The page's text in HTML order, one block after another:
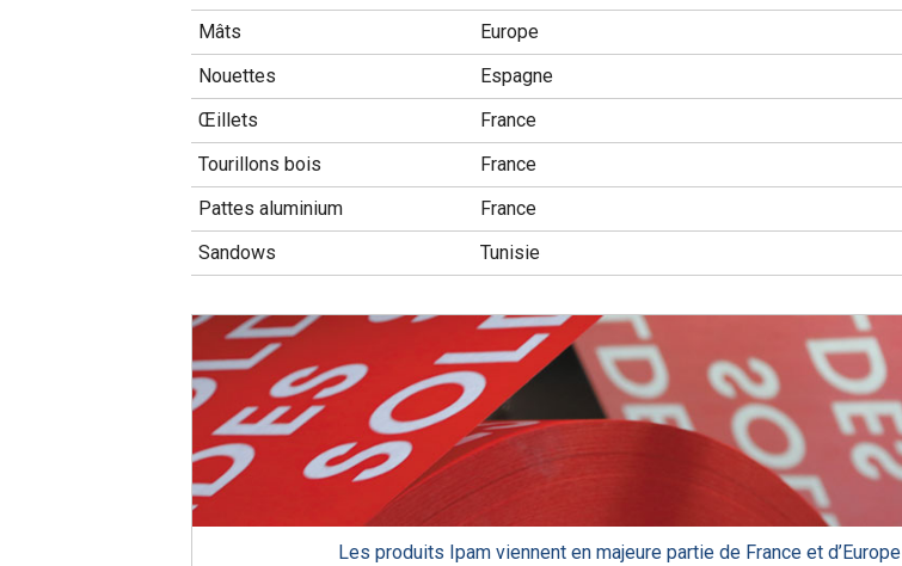
Mâts
Europe
Nouettes
Espagne
Œillets
France
Tourillons bois
France
Pattes aluminium
France
Sandows
Tunisie
Les produits Ipam viennent en majeure partie de France et d’Europe